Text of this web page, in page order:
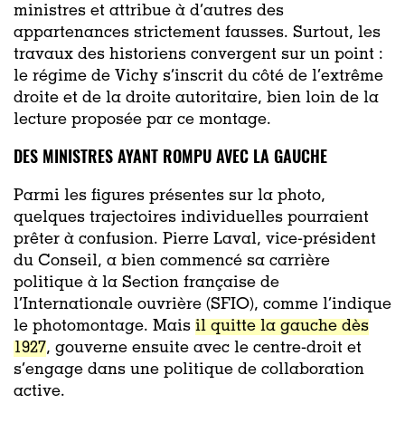
ministres et attribue à d’autres des
appartenances strictement fausses. Surtout, les
travaux des historiens convergent sur un point :
le régime de Vichy s’inscrit du côté de l’extrême
droite et de la droite autoritaire, bien loin de la
lecture proposée par ce montage.
DES MINISTRES AYANT ROMPU AVEC LA GAUCHE
Parmi les figures présentes sur la photo,
quelques trajectoires individuelles pourraient
prêter à confusion. Pierre Laval, vice-président
du Conseil, a bien commencé sa carrière
politique à la Section française de
l’Internationale ouvrière (SFIO), comme l’indique
le photomontage. Mais il quitte la gauche dès
1927, gouverne ensuite avec le centre-droit et
s’engage dans une politique de collaboration
active.